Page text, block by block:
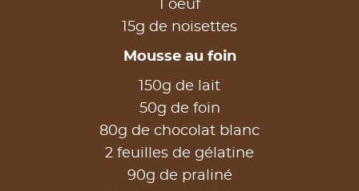
1 oeuf
15g de noisettes
Mousse au foin
150g de lait
50g de foin
80g de chocolat blanc
2 feuilles de gélatine
90g de praliné